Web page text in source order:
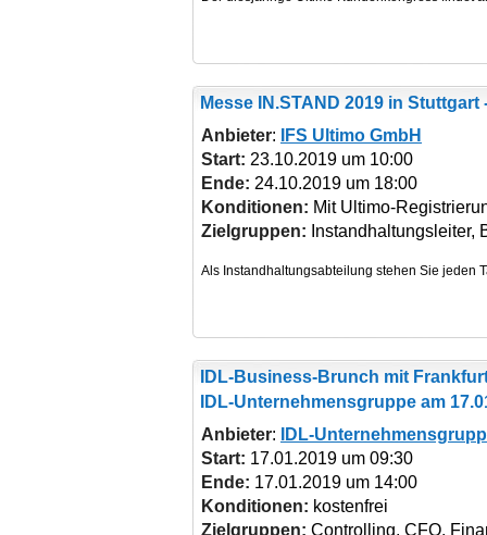
Messe IN.STAND 2019 in Stuttgart
Anbieter:
IFS Ultimo GmbH
Start: 23.10.2019 um 10:00
Ende: 24.10.2019 um 18:00
Konditionen: Mit Ultimo-
Zielgruppen: Instandhaltungsleiter,
IDL-Business-Brunch mit
IDL-Unternehmensgruppe am
Anbieter:
IDL-
Start: 17.01.2019 um 09:30
Ende: 17.01.2019 um 14:00
Konditionen: kostenfrei
Zielgruppen: Controlling, CFO,